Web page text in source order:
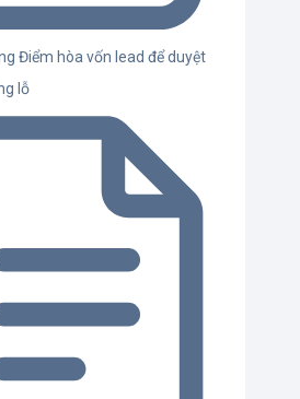
Điểm hòa vốn lead để duyệt
lỗ